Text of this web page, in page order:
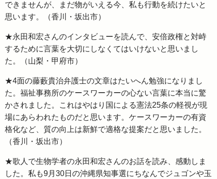
できませんが、まだ物がいえる今、私も行動を続けたいと
思います。（香川・坂出市）
★永田和宏さんのインタビューを読んで、安倍政権と対峙
するために言葉を大切にしなくてはいけないと思いまし
た。（山梨・甲府市）
★4面の藤藪貴治弁護士の文章はたいへん勉強になりまし
た。福祉事務所のケースワーカーの心ない言葉に本当に驚
かされました。これはやはり国による憲法25条の軽視が現
場にあらわれたものだと思います。ケースワーカーの有資
格化など、質の向上は新鮮で適格な提案だと思いました。
（香川・坂出市）
★歌人で生物学者の永田和宏さんのお話を読み、感動しま
した。私も9月30日の沖縄県知事選にちなんでジュゴンや玉